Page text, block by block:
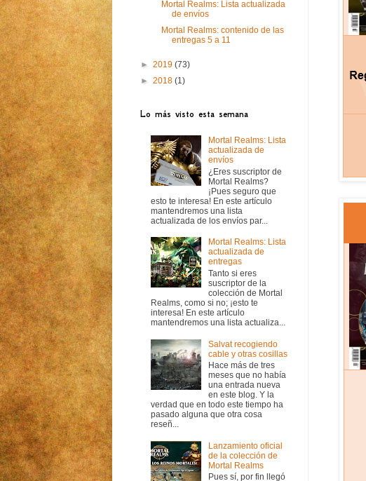
Mortal Realms: Lista actualizada
de envíos
Mortal Realms: contenido de las
entregas 5 a 11
► 2019 (73)
► 2018 (1)
Lo más visto esta semana
Mortal Realms: Lista
actualizada de
envíos
¿Eres suscriptor de
Mortal Realms?
¡Pues seguro que
esto te interesa! En este artículo
mantendremos una lista
actualizada de los envíos par...
Mortal Realms: Lista
actualizada de
entregas
Tanto si eres
suscriptor de la
colección de Mortal
Realms, como si no; ¡esto te
interesa! En este artículo
mantendremos una lista actualiza...
Salvat recogiendo
cable y otras cosillas
Hace más de tres
meses que no había
una entrada nueva
en este blog. Y la
verdad que en todo este tiempo ha
pasado alguna que otra cosa
reseñ...
Lanzamiento oficial
de la colección de
Mortal Realms
Pues sí, por fin llegó